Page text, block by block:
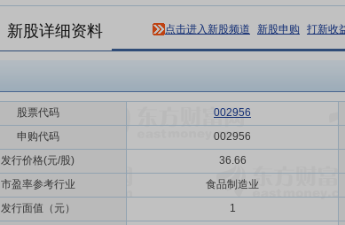
新股详细资料 点击进入新股频道 新股申购 打新收
股票代码 002956
申购代码
002956
发行价格(元/股)
36.66
市盈率参考行业
食品制造业
发行面值（元）
1